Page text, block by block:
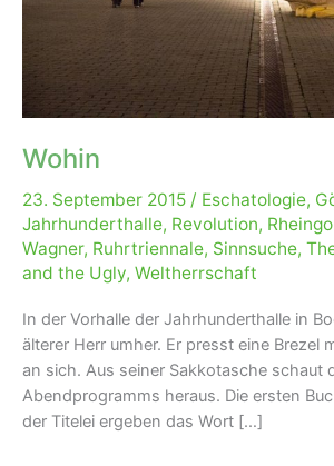
Wohin
23. September 2015 / Eschatologie,
Jahrhunderthalle, Revolution,
Wagner, Ruhrtriennale, Sinnsuche,
and the Ugly, Weltherrschaft
In der Vorhalle der Jahrhunderthalle in
älterer Herr umher. Er presst eine Brezel
an sich. Aus seiner Sakkotasche schaut
Abendprogramms heraus. Die ersten
der Titelei ergeben das Wort […]